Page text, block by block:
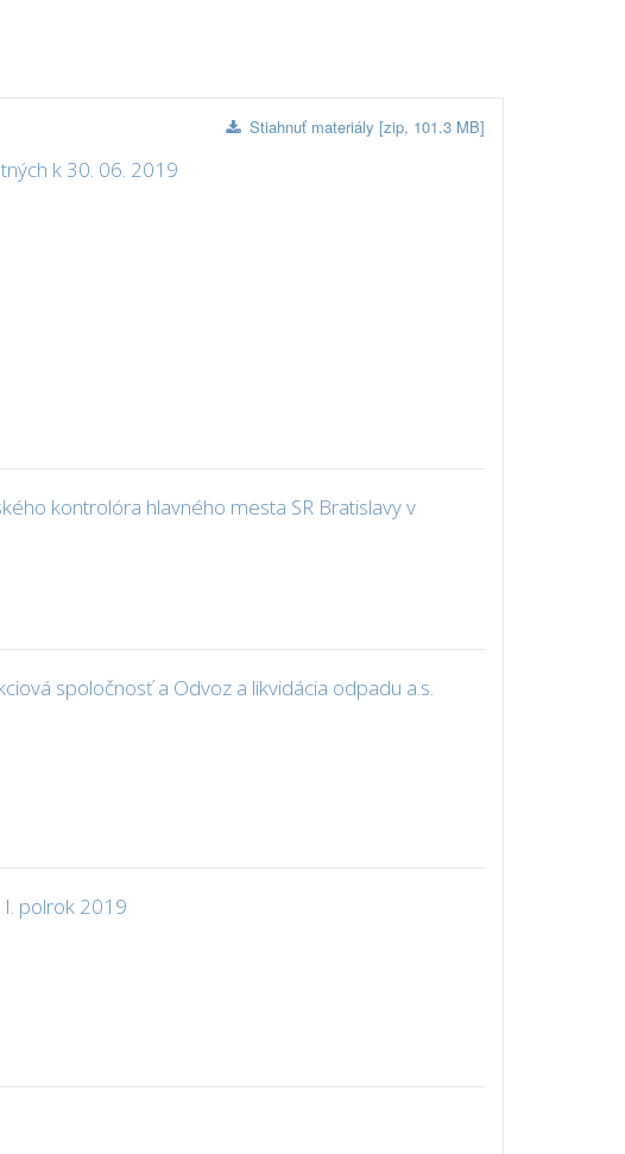
Stiahnuť materiály [zip, 101.3 MB]
k 30. 06. 2019
kontrolóra hlavného mesta SR Bratislavy v
spoločnosť a Odvoz a likvidácia odpadu a.s.
I. polrok 2019